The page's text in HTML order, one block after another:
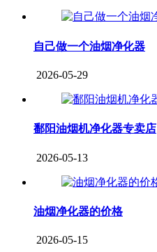
自己做一个油烟净化器
2026-05-29
鄱阳油烟机净化器专卖店
2026-05-13
油烟净化器的价格
2026-05-15